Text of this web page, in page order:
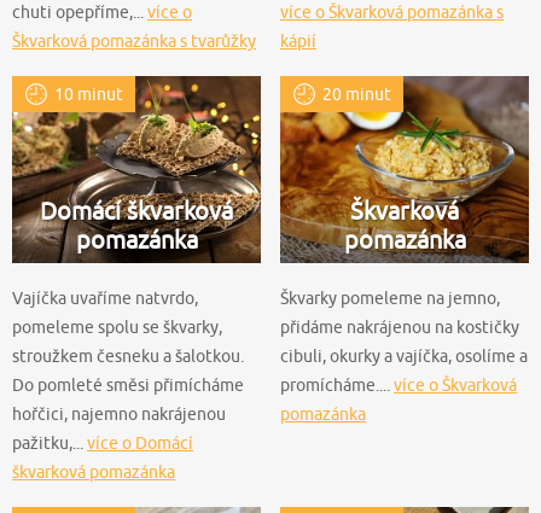
chuti opepříme,...více o
Škvarková pomazánka s tvarůžky
více o Škvarková pomazánka s
kápií
10 minut
Domácí škvarková
pomazánka
Vajíčka uvaříme natvrdo,
pomeleme spolu se škvarky,
stroužkem česneku a šalotkou.
Do pomleté směsi přimícháme
hořčici, najemno nakrájenou
pažitku,... více o Domácí
škvarková pomazánka
20 minut
Škvarková
pomazánka
Škvarky pomeleme na jemno,
přidáme nakrájenou na kostičky
cibuli, okurky a vajíčka, osolíme a
promícháme.... více o Škvarková
pomazánka